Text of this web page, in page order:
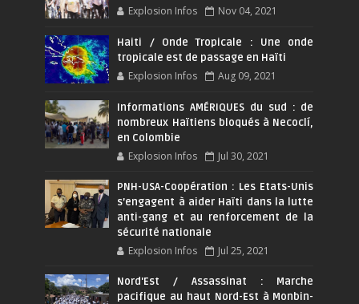
Explosion Infos Nov 04, 2021
Haiti / Onde Tropicale : Une onde
tropicale est de passage en Haïti
Explosion Infos Aug 09, 2021
Informations AMÉRIQUES du sud : de
nombreux Haïtiens bloqués à Necoclí,
en Colombie
Explosion Infos Jul 30, 2021
PNH-USA-Coopération : Les Etats-Unis
s’engagent à aider Haïti dans la lutte
anti-gang et au renforcement de la
sécurité nationale
Explosion Infos Jul 25, 2021
Nord'Est / Assassinat : Marche
pacifique au haut Nord-Est à Monbin-